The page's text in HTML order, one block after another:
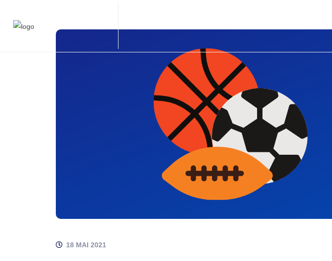
18 MAI 2021